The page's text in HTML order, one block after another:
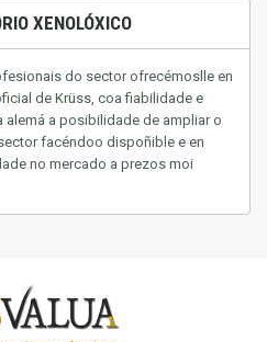
XENOLÓXICO
do sector ofrecémoslle en
de Krüss, coa fiabilidade e
a posibilidade de ampliar o
facéndoo dispoñible e en
no mercado a prezos moi